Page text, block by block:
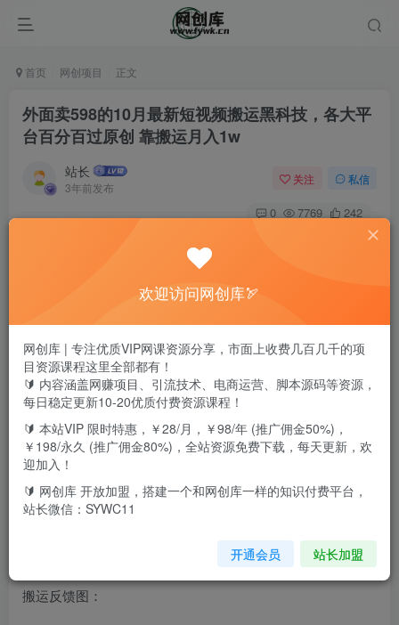
首页 网创项目 正文
外面卖598的10月最新短视频搬运黑科技，各大平
台百分百过原创 靠搬运月入1w
站长
3年前发布
关注 私信
0 7769 242
项目介绍：
各大平台百分百过原创暴力起号技术
对外收费598的视频教程
搬运反馈图：
欢迎访问网创库🏹
网创库 | 专注优质VIP网课资源分享，市面上收费几百几千的项
目资源课程这里全部都有！
🔰 内容涵盖网赚项目、引流技术、电商运营、脚本源码等资源，
每日稳定更新10-20优质付费资源课程！
🔰 本站VIP 限时特惠，￥28/月，￥98/年 (推广佣金50%)，
￥198/永久 (推广佣金80%)，全站资源免费下载，每天更新，欢
迎加入！
🔰 网创库 开放加盟，搭建一个和网创库一样的知识付费平台，
站长微信：SYWC11
开通会员 站长加盟